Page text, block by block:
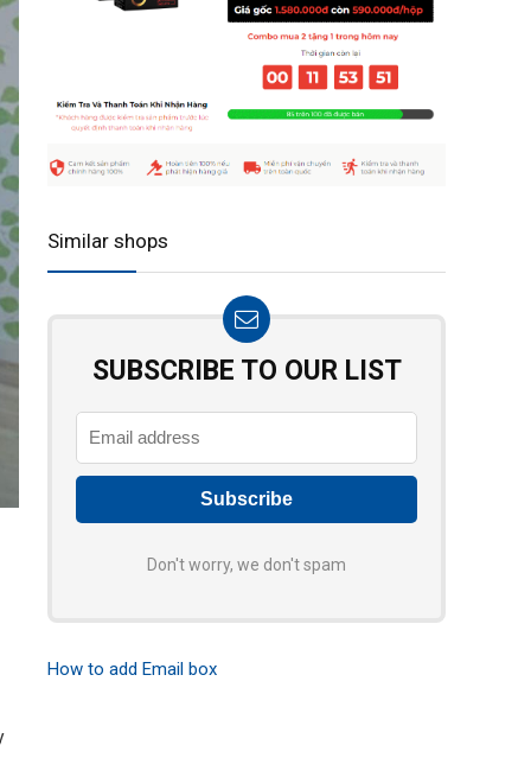
Similar shops
SUBSCRIBE TO OUR LIST
Don't worry, we don't spam
How to add Email box